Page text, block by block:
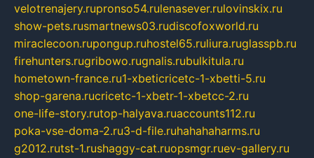
velotrenajery.rupronso54.rulenasever.rulovinskix.ru
show-pets.rusmartnews03.rudiscofoxworld.ru
miraclecoon.rupongup.ruhostel65.ruliura.ruglasspb.ru
firehunters.rugribowo.rugnalis.rubulkitula.ru
hometown-france.ru1-xbeticricetc-1-xbetti-5.ru
shop-garena.rucricetc-1-xbetr-1-xbetcc-2.ru
one-life-story.rutop-halyava.ruaccounts112.ru
poka-vse-doma-2.ru3-d-file.ruhahahaharms.ru
g2012.rutst-1.rushaggy-cat.ruopsmgr.ruev-gallery.ru